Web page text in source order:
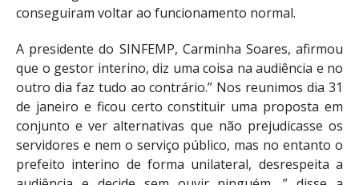
conseguiram voltar ao funcionamento normal.
A presidente do SINFEMP, Carminha Soares, afirmou
que o gestor interino, diz uma coisa na audiência e no
outro dia faz tudo ao contrário.” Nos reunimos dia 31
de janeiro e ficou certo constituir uma proposta em
conjunto e ver alternativas que não prejudicasse os
servidores e nem o serviço público, mas no entanto o
prefeito interino de forma unilateral, desrespeita a